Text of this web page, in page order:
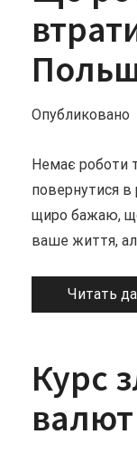
Опубликовано
Немає роботи
повернутися в
щиро бажаю,
ваше життя,
Читать
Курс